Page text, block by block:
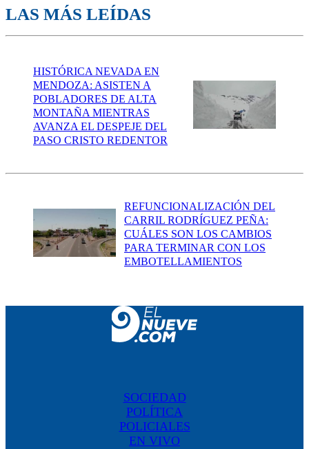
LAS MÁS LEÍDAS
HISTÓRICA NEVADA EN
MENDOZA: ASISTEN A
POBLADORES DE ALTA
MONTAÑA MIENTRAS
AVANZA EL DESPEJE DEL
PASO CRISTO REDENTOR
REFUNCIONALIZACIÓN DEL
CARRIL RODRÍGUEZ PEÑA:
CUÁLES SON LOS CAMBIOS
PARA TERMINAR CON LOS
EMBOTELLAMIENTOS
SOCIEDAD
POLÍTICA
POLICIALES
EN VIVO